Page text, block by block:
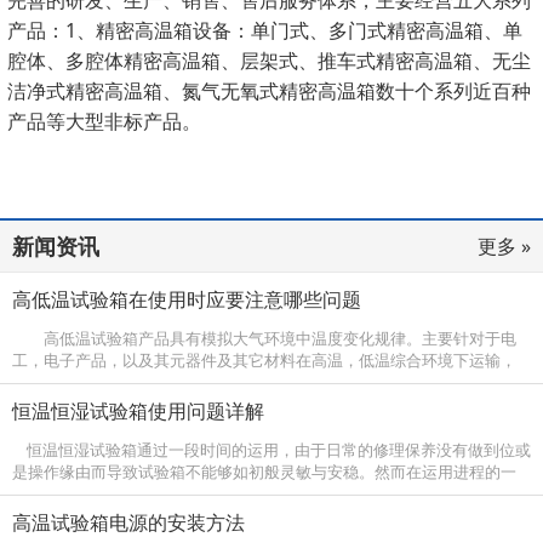
产品：1、精密高温箱设备：单门式、多门式精密高温箱、单
腔体、多腔体精密高温箱、层架式、推车式精密高温箱、无尘
洁净式精密高温箱、氮气无氧式精密高温箱数十个系列近百种
产品等大型非标产品。
新闻资讯
更多 »
高低温试验箱在使用时应要注意哪些问题
高低温试验箱产品具有模拟大气环境中温度变化规律。主要针对于电
工，电子产品，以及其元器件及其它材料在高温，低温综合环境下运输，
使用时的适应性试验。用于产品设计，改进，鉴定及检验等环节。 高低温
试验箱适...
恒温恒湿试验箱使用问题详解
恒温恒湿试验箱通过一段时间的运用，由于日常的修理保养没有做到位或
是操作缘由而导致试验箱不能够如初般灵敏与安稳。然而在运用进程的一
系列处理，都需求依照相关规则进行处理，然后不依照相关规则处理会呈
现...
高温试验箱电源的安装方法